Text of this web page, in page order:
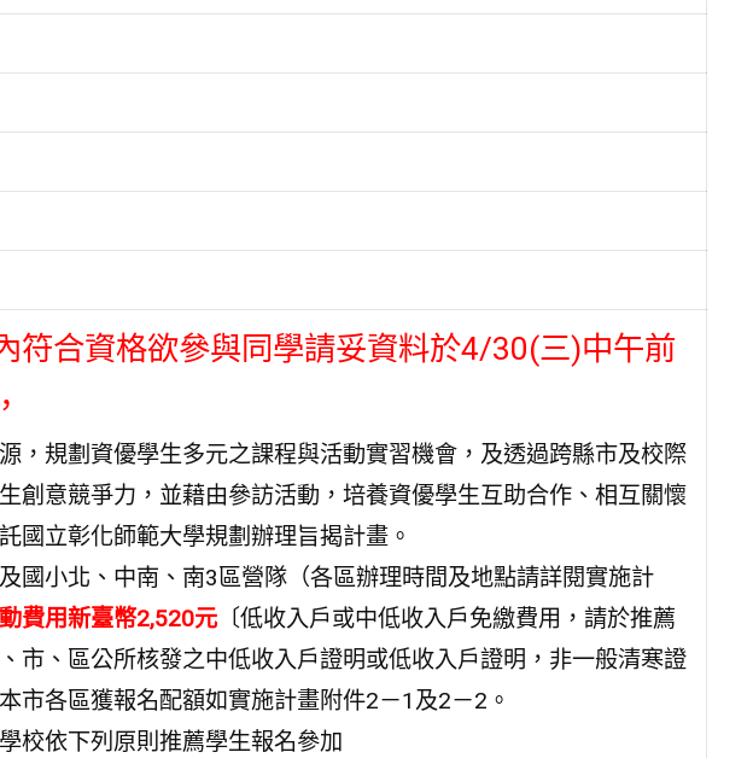
符合資格欲參與同學請妥資料於4/30(三)中午前
，規劃資優學生多元之課程與活動實習機會，及透過跨縣市及校際
創意競爭力，並藉由參訪活動，培養資優學生互助合作、相互關懷
國立彰化師範大學規劃辦理旨揭計畫。
國小北、中南、南3區營隊（各區辦理時間及地點請詳閱實施計
費用新臺幣2,520元 〔低收入戶或中低收入戶免繳費用，請於推薦
市、區公所核發之中低收入戶證明或低收入戶證明，非一般清寒證
市各區獲報名配額如實施計畫附件2－1及2－2。
校依下列原則推薦學生報名參加